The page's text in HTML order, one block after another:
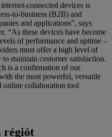
connected devices is
to-business (B2B) and
and applications”, says
“As these devices have become
of performance and uptime –
must offer a high level of
maintain customer satisfaction.
is a confirmation of our
the most powerful, versatile
online collaboration tool
régiót